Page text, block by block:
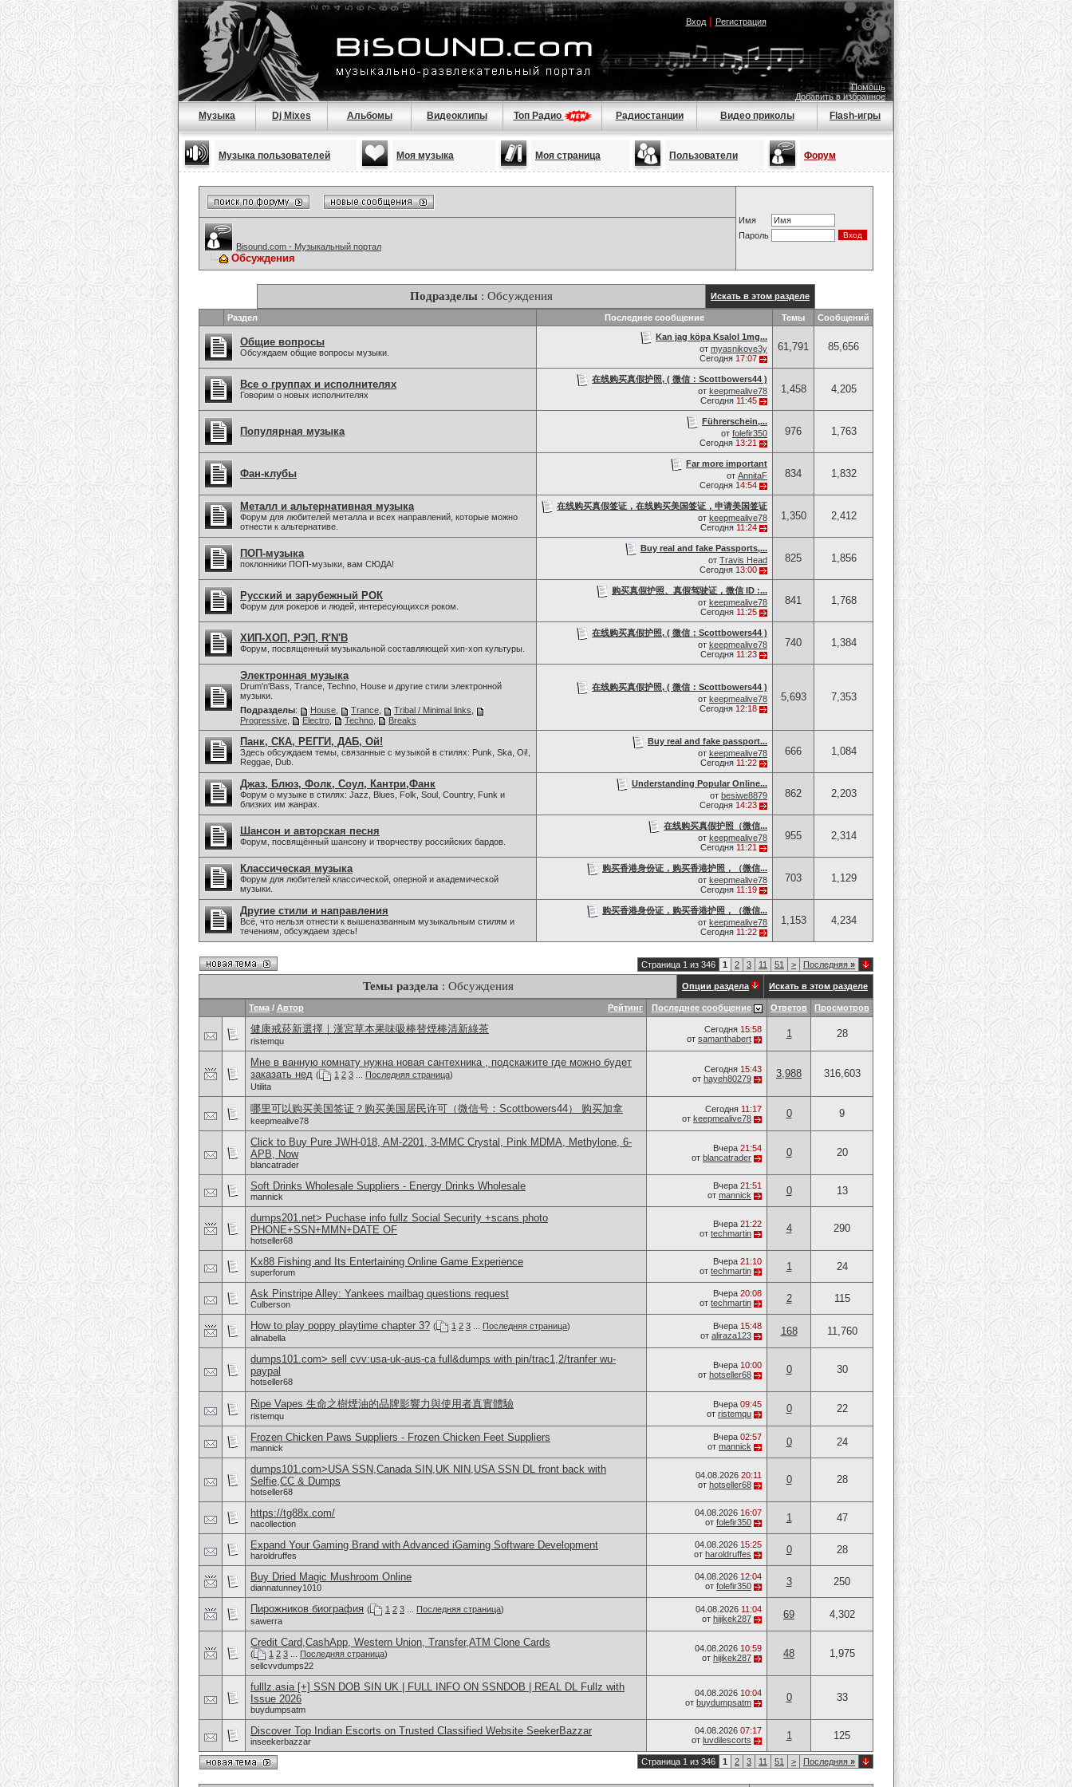
Вход| Регистрация
Помощь
Добавить в избранное
Музыка Dj Mixes Альбомы Видеоклипы Топ Радио Радиостанции Видео приколы Flash-игры
Музыка пользователей Моя музыка Моя страница Пользователи Форум
Имя
Пароль
Bisound.com - Музыкальный портал
Обсуждения
Подразделы : Обсуждения Искать в этом разделе
Раздел Последнее сообщение Темы Сообщений
Общие вопросы
Обсуждаем общие вопросы музыки.
Kan jag köpa Ksalol 1mg...
от myasnikove3y
Сегодня 17:07
61,791 85,656
Все о группах и исполнителях
Говорим о новых исполнителях
在线购买真假护照, ( 微信：Scottbowers44 )
от keepmealive78
Сегодня 11:45
1,458 4,205
Популярная музыка
Führerschein,...
от folefir350
Сегодня 13:21
976 1,763
Фан-клубы
Far more important
от AnnitaF
Сегодня 14:54
834 1,832
Металл и альтернативная музыка
Форум для любителей металла и всех направлений, которые можно
отнести к альтернативе.
在线购买真假签证，在线购买美国签证，申请美国签证
от keepmealive78
Сегодня 11:24
1,350 2,412
ПОП-музыка
поклонники ПОП-музыки, вам СЮДА!
Buy real and fake Passports,...
от Travis Head
Сегодня 13:00
825 1,856
Русский и зарубежный РОК
Форум для рокеров и людей, интересующихся роком.
购买真假护照、真假驾驶证，微信 ID :...
от keepmealive78
Сегодня 11:25
841 1,768
ХИП-ХОП, РЭП, R'N'B
Форум, посвященный музыкальной составляющей хип-хоп культуры.
在线购买真假护照, ( 微信：Scottbowers44 )
от keepmealive78
Сегодня 11:23
740 1,384
Электронная музыка
Drum'n'Bass, Trance, Techno, House и другие стили электронной
музыки.
Подразделы: House Trance Tribal / Minimal links
Progressive
Electro Techno Breaks
在线购买真假护照, ( 微信：Scottbowers44 )
от keepmealive78
Сегодня 12:18
5,693 7,353
Панк, СКА, РЕГГИ, ДАБ, Ой!
Здесь обсуждаем темы, связанные с музыкой в стилях: Punk, Ska, Oi!,
Reggae, Dub.
Buy real and fake passport...
от keepmealive78
Сегодня 11:22
666 1,084
Джаз, Блюз, Фолк, Соул, Кантри,Фанк
Форум о музыке в стилях: Jazz, Blues, Folk, Soul, Country, Funk и
близких им жанрах.
Understanding Popular Online...
от besiwe8879
Сегодня 14:23
862 2,203
Шансон и авторская песня
Форум, посвящённый шансону и творчеству российских бардов.
在线购买真假护照（微信...
от keepmealive78
Сегодня 11:21
955 2,314
Классическая музыка
Форум для любителей классической, оперной и академической
музыки.
购买香港身份证，购买香港护照，（微信...
от keepmealive78
Сегодня 11:19
703 1,129
Другие стили и направления
Всё, что нельзя отнести к вышеназванным музыкальным стилям и
течениям, обсуждаем здесь!
购买香港身份证，购买香港护照，（微信...
от keepmealive78
Сегодня 11:22
1,153 4,234
Страница 1 из 346 1 2 3 11 51 > Последняя »
Темы раздела : Обсуждения Опции раздела Искать в этом разделе
Рейтинг
Тема / Автор Последнее сообщение Ответов Просмотров
健康戒菸新選擇｜漢宮草本果味吸棒替煙棒清新綠茶
ristemqu
Сегодня 15:58
от samanthabert 1 28
Мне в ванную комнату нужна новая сантехника , подскажите где можно будет
заказать нед ( 1 2 3 Последняя страница)
Utilita
Сегодня 15:43
от hayeh80279 3,988 316,603
哪里可以购买美国签证？购买美国居民许可（微信号：Scottbowers44） 购买加拿
keepmealive78
Сегодня 11:17
от keepmealive78 0 9
Click to Buy Pure JWH-018, AM-2201, 3-MMC Crystal, Pink MDMA, Methylone, 6-
APB, Now
blancatrader
Вчера 21:54
от blancatrader 0 20
Soft Drinks Wholesale Suppliers - Energy Drinks Wholesale
mannick
Вчера 21:51
от mannick 0 13
dumps201.net> Puchase info fullz Social Security +scans photo
PHONE+SSN+MMN+DATE OF
hotseller68
Вчера 21:22
от techmartin 4 290
Kx88 Fishing and Its Entertaining Online Game Experience
superforum
Вчера 21:10
от techmartin 1 24
Ask Pinstripe Alley: Yankees mailbag questions request
Culberson
Вчера 20:08
от techmartin 2 115
How to play poppy playtime chapter 3? ( 1 2 3 Последняя страница)
alinabella
Вчера 15:48
от aliraza123 168 11,760
dumps101.com> sell cvv:usa-uk-aus-ca full&dumps with pin/trac1,2/tranfer wu-
paypal
hotseller68
Вчера 10:00
от hotseller68 0 30
Ripe Vapes 生命之樹煙油的品牌影響力與使用者真實體驗
ristemqu
Вчера 09:45
от ristemqu 0 22
Frozen Chicken Paws Suppliers - Frozen Chicken Feet Suppliers
mannick
Вчера 02:57
от mannick 0 24
dumps101.com>USA SSN,Canada SIN,UK NIN,USA SSN DL front back with
Selfie,CC & Dumps
hotseller68
04.08.2026 20:11
от hotseller68 0 28
https://tg88x.com/
nacollection
04.08.2026 16:07
от folefir350 1 47
Expand Your Gaming Brand with Advanced iGaming Software Development
haroldruffes
04.08.2026 15:25
от haroldruffes 0 28
Buy Dried Magic Mushroom Online
diannatunney1010
04.08.2026 12:04
от folefir350 3 250
Пирожников биография ( 1 2 3 Последняя страница)
sawerra
04.08.2026 11:04
от hijikek287 69 4,302
Credit Card,CashApp, Western Union, Transfer,ATM Clone Cards
( 1 2 3 Последняя страница)
sellcvvdumps22
04.08.2026 10:59
от hijikek287 48 1,975
fulllz.asia [+] SSN DOB SIN UK | FULL INFO ON SSNDOB | REAL DL Fullz with
Issue 2026
buydumpsatm
04.08.2026 10:04
от buydumpsatm 0 33
Discover Top Indian Escorts on Trusted Classified Website SeekerBazzar
inseekerbazzar
04.08.2026 07:17
от luvdilescorts 1 125
Страница 1 из 346 1 2 3 11 51 > Последняя »